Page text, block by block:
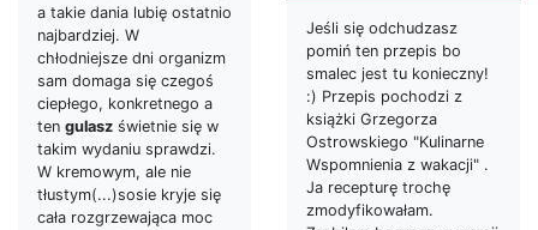
a takie dania lubię ostatnio
najbardziej. W
chłodniejsze dni organizm
sam domaga się czegoś
ciepłego, konkretnego a
ten gulasz świetnie się w
takim wydaniu sprawdzi.
W kremowym, ale nie
tłustym(...)sosie kryje się
cała rozgrzewająca moc
Jeśli się odchudzasz
pomiń ten przepis bo
smalec jest tu konieczny!
:) Przepis pochodzi z
książki Grzegorza
Ostrowskiego "Kulinarne
Wspomnienia z wakacji" .
Ja recepturę trochę
zmodyfikowałam.